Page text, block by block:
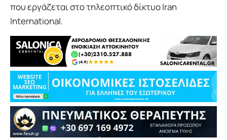
που εργάζεται στο τηλεοπτικό δίκτυο Iran
International.